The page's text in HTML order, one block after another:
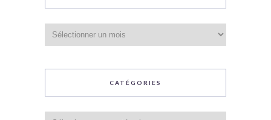
CATÉGORIES